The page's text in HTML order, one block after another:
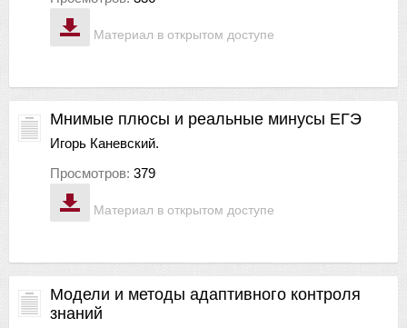
Материал в открытом доступе
Материал в открытом доступе
Мнимые плюсы и реальные минусы ЕГЭ
Игорь Каневский.
Просмотров: 379
Модели и методы адаптивного контроля
знаний